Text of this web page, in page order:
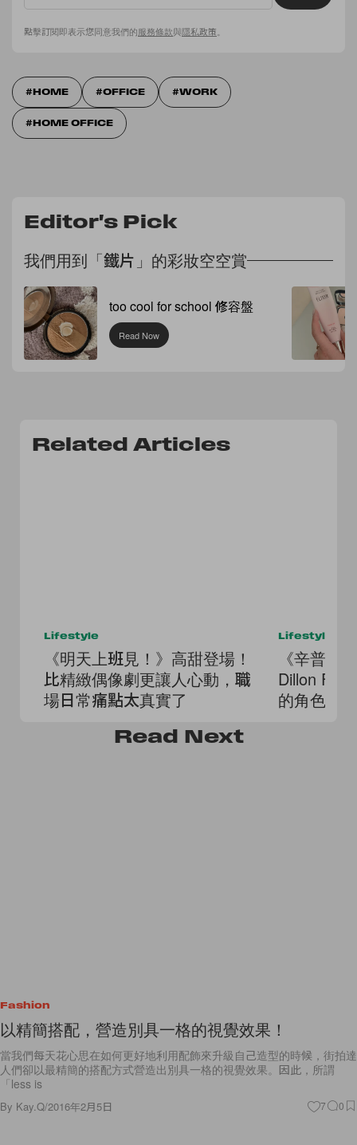
點擊訂閱即表示您同意我們的服務條款與隱私政策
HOME OFFICE WORK
HOME OFFICE
Editor's Pick
我們用到「鐵片」的彩妝空空賞
too cool for school 修容盤
Read Now
Related Articles
Lifestyle
《明天上班見！》高甜登場！
比精緻偶像劇更讓人心動，職
場日常痛點太真實了
Lifestyle
《辛普森
Dillon
的角色世
Read Next
Fashion
以精簡搭配，營造別具一格的視覺效果！
當我們每天花心思在如何更好地利用配飾來升級自己造型的時候，街拍達
人們卻以最精簡的搭配方式營造出別具一格的視覺效果。因此，所謂
「less is
By Kay.Q/2016年2月5日 7 0